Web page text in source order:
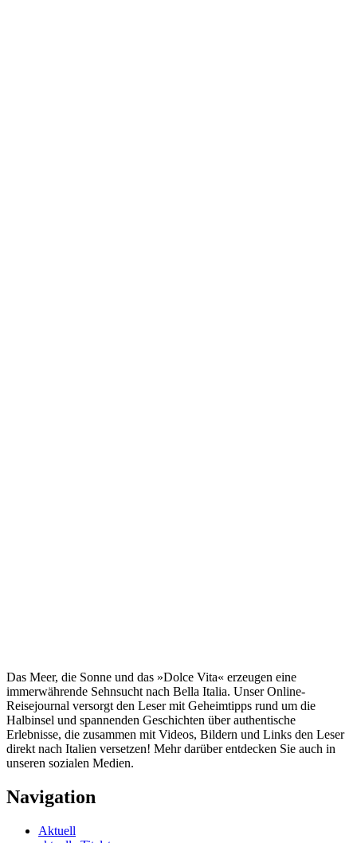
Das Meer, die Sonne und das »Dolce Vita« erzeugen eine
immerwährende Sehnsucht nach Bella Italia. Unser Online-
Reisejournal versorgt den Leser mit Geheimtipps rund um die
Halbinsel und spannenden Geschichten über authentische
Erlebnisse, die zusammen mit Videos, Bildern und Links den Leser
direkt nach Italien versetzen! Mehr darüber entdecken Sie auch in
unseren sozialen Medien.
Navigation
Aktuell